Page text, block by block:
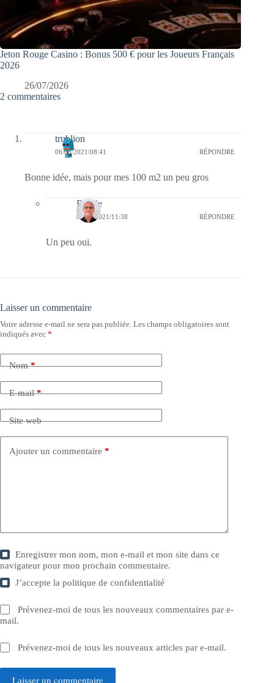
Jeton Rouge Casino : Bonus 500 € pour les Joueurs Français
2026
26/07/2026
2 commentaires
trublion
06/03/2021/08:41 RÉPONDRE
Bonne idée, mais pour mes 100 m2 un peu gros
Bernie
06/03/2021/11:38 RÉPONDRE
Un peu oui.
Laisser un commentaire
Votre adresse e-mail ne sera pas publiée. Les champs obligatoires sont
indiqués avec *
Nom*
E-mail*
Site web
Ajouter un commentaire *
Enregistrer mon nom, mon e-mail et mon site dans ce
navigateur pour mon prochain commentaire.
J’accepte lapolitique de confidentialité
Prévenez-moi de tous les nouveaux commentaires par e-
mail.
Prévenez-moi de tous les nouveaux articles par e-mail.
Laisser un commentaire